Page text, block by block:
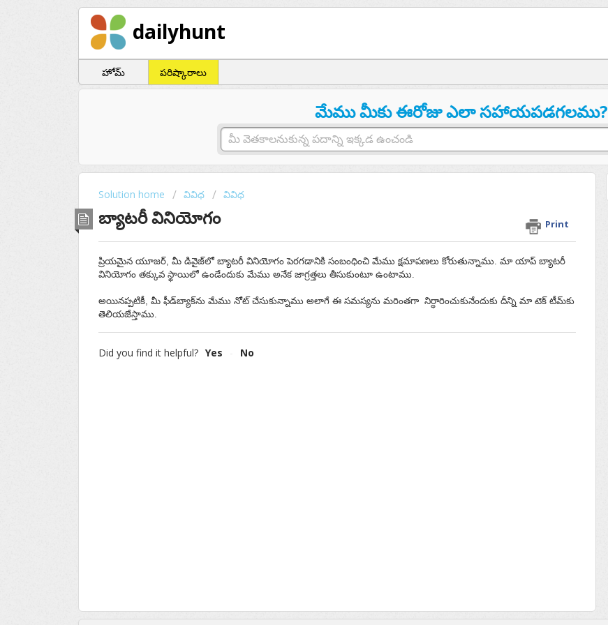
dailyhunt
హోమ్ పరిష్కారాలు
మేము మీకు ఈరోజు ఎలా సహాయపడగలము?
Solution home వివిధ వివిధ
బ్యాటరీ వినియోగం Print
ప్రియమైన యూజర్, మీ డివైజ్‌లో బ్యాటరీ వినియోగం పెరగడానికి సంబంధించి మేము క్షమాపణలు కోరుతున్నాము. మా యాప్ బ్యాటరీ
వినియోగం తక్కువ స్థాయిలో ఉండేందుకు మేము అనేక జాగ్రత్తలు తీసుకుంటూ ఉంటాము.
అయినప్పటికీ, మీ ఫీడ్‌బ్యాక్‌ను మేము నోట్ చేసుకున్నాము అలాగే ఈ సమస్యను మరింతగా నిర్ధారించుకునేందుకు దీన్ని మా టెక్ టీమ్‌కు
తెలియజేస్తాము.
Did you find it helpful? Yes No